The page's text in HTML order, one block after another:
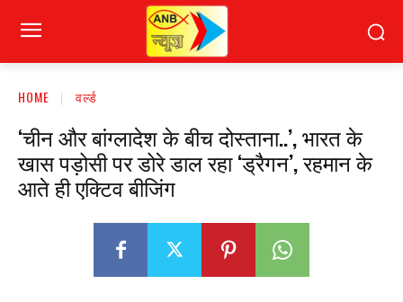
HOME वर्ल्ड
‘चीन और बांग्लादेश के बीच दोस्ताना..’, भारत के
खास पड़ोसी पर डोरे डाल रहा ‘ड्रैगन’, रहमान के
आते ही एक्टिव बीजिंग